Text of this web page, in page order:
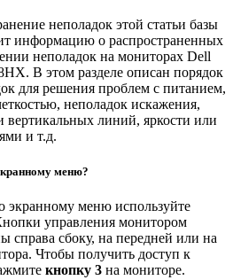
неполадок этой статьи базы
информацию о распространенных
неполадок на мониторах Dell
В этом разделе описан порядок
для решения проблем с питанием,
неполадок искажения,
вертикальных линий, яркости или
и т.д.
меню?
экранному меню используйте
управления монитором
справа сбоку, на передней или на
Чтобы получить доступ к
кнопку 3 на мониторе.